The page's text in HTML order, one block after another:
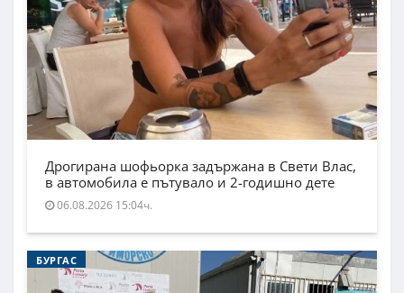
Дрогирана шофьорка задържана в Свети Влас,
в автомобила е пътувало и 2-годишно дете
06.08.2026 15:04ч.
БУРГАС